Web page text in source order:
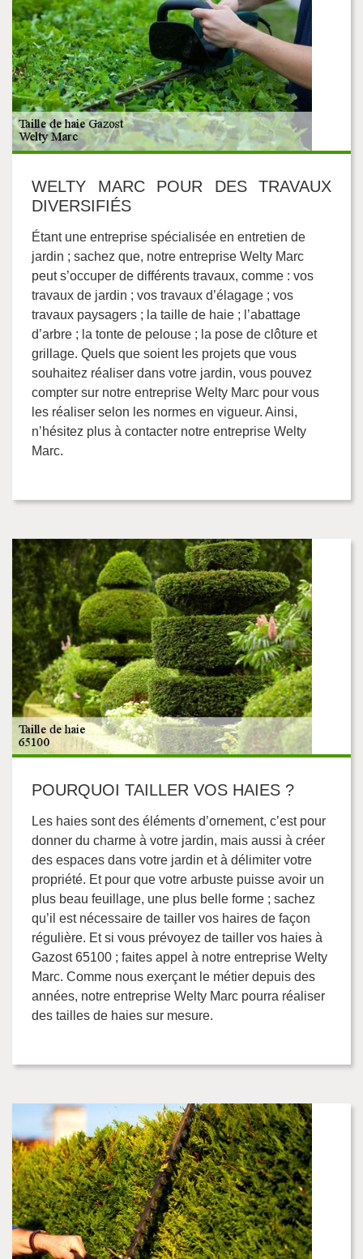
WELTY MARC POUR DES TRAVAUX
DIVERSIFIÉS
Étant une entreprise spécialisée en entretien de
jardin ; sachez que, notre entreprise Welty Marc
peut s’occuper de différents travaux, comme : vos
travaux de jardin ; vos travaux d’élagage ; vos
travaux paysagers ; la taille de haie ; l’abattage
d’arbre ; la tonte de pelouse ; la pose de clôture et
grillage. Quels que soient les projets que vous
souhaitez réaliser dans votre jardin, vous pouvez
compter sur notre entreprise Welty Marc pour vous
les réaliser selon les normes en vigueur. Ainsi,
n’hésitez plus à contacter notre entreprise Welty
Marc.
POURQUOI TAILLER VOS HAIES ?
Les haies sont des éléments d’ornement, c’est pour
donner du charme à votre jardin, mais aussi à créer
des espaces dans votre jardin et à délimiter votre
propriété. Et pour que votre arbuste puisse avoir un
plus beau feuillage, une plus belle forme ; sachez
qu’il est nécessaire de tailler vos haires de façon
régulière. Et si vous prévoyez de tailler vos haies à
Gazost 65100 ; faites appel à notre entreprise Welty
Marc. Comme nous exerçant le métier depuis des
années, notre entreprise Welty Marc pourra réaliser
des tailles de haies sur mesure.